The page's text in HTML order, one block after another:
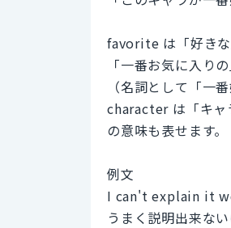
favorite は「好きな
「一番お気に入り
（名詞として「一
character は「キャ
の意味も表せます。
例文
I can't explain it
うまく説明出来な